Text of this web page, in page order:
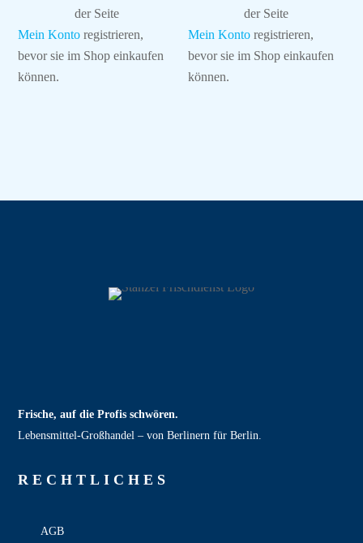
der Seite
Mein Konto registrieren,
bevor sie im Shop einkaufen
können.
der Seite
Mein Konto registrieren,
bevor sie im Shop einkaufen
können.
Frische, auf die Profis schwören.
Lebensmittel‑Großhandel – von Berlinern für Berlin.
RECHT­LICHES
AGB